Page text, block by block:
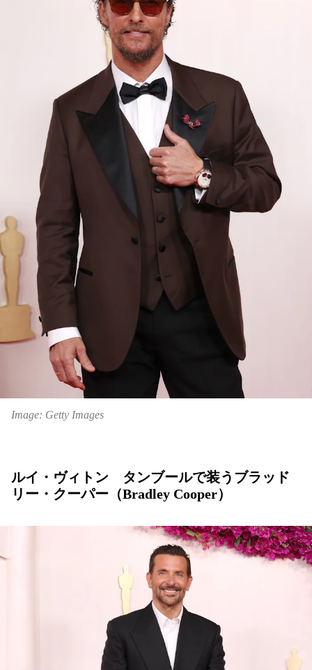
Image: Getty Images
ルイ・ヴィトン タンブールで装うブラッド
リー・クーパー（Bradley Cooper）